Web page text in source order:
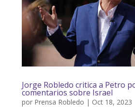
Jorge Robledo critica a Petro
comentarios sobre Israel
por Prensa Robledo | Oct 18, 2023